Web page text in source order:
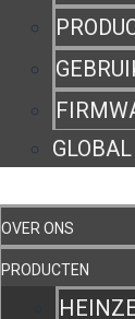
OVER ONS
PRODUCTEN